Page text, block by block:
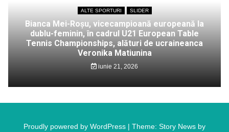
ALTE SPORTURI SLIDER
Bianca Mei-Roșu, vicecampioană europeană la
dublu-feminin, în cadrul U21 European Table
Tennis Championships, alături de ucraineanca
Veronika Matiunina
iunie 21, 2026
Proudly powered by WordPress | Theme: Story News by